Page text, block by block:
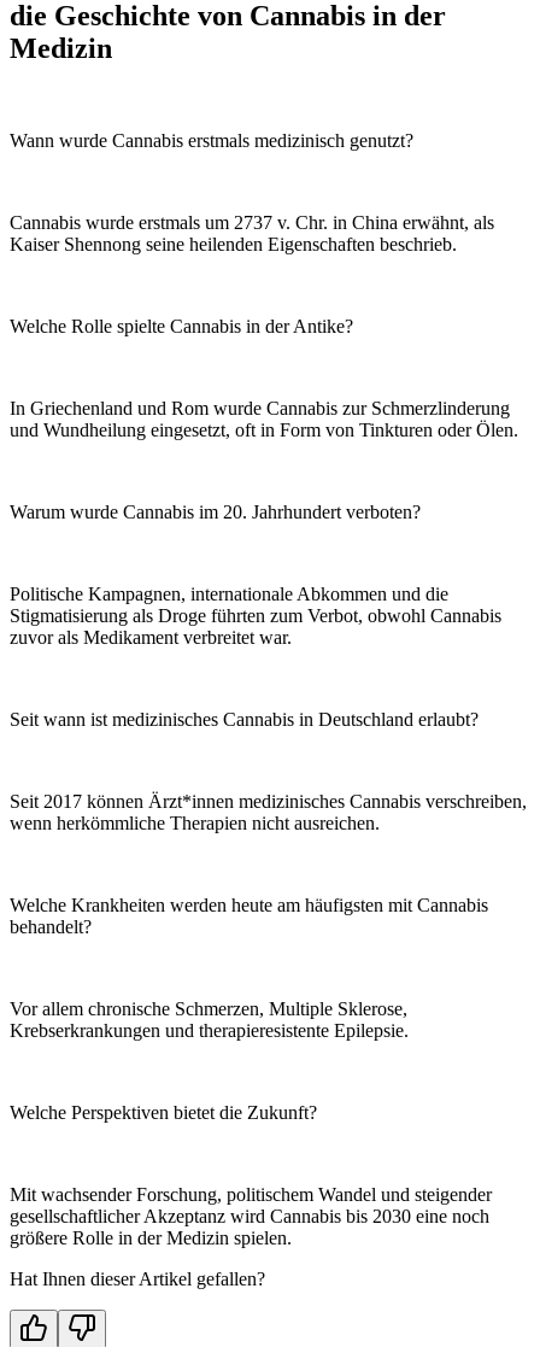
die Geschichte von Cannabis in der
Medizin
Wann wurde Cannabis erstmals medizinisch genutzt?
Cannabis wurde erstmals um 2737 v. Chr. in China erwähnt, als
Kaiser Shennong seine heilenden Eigenschaften beschrieb.
Welche Rolle spielte Cannabis in der Antike?
In Griechenland und Rom wurde Cannabis zur Schmerzlinderung
und Wundheilung eingesetzt, oft in Form von Tinkturen oder Ölen.
Warum wurde Cannabis im 20. Jahrhundert verboten?
Politische Kampagnen, internationale Abkommen und die
Stigmatisierung als Droge führten zum Verbot, obwohl Cannabis
zuvor als Medikament verbreitet war.
Seit wann ist medizinisches Cannabis in Deutschland erlaubt?
Seit 2017 können Ärzt*innen medizinisches Cannabis verschreiben,
wenn herkömmliche Therapien nicht ausreichen.
Welche Krankheiten werden heute am häufigsten mit Cannabis
behandelt?
Vor allem chronische Schmerzen, Multiple Sklerose,
Krebserkrankungen und therapieresistente Epilepsie.
Welche Perspektiven bietet die Zukunft?
Mit wachsender Forschung, politischem Wandel und steigender
gesellschaftlicher Akzeptanz wird Cannabis bis 2030 eine noch
größere Rolle in der Medizin spielen.
Hat Ihnen dieser Artikel gefallen?